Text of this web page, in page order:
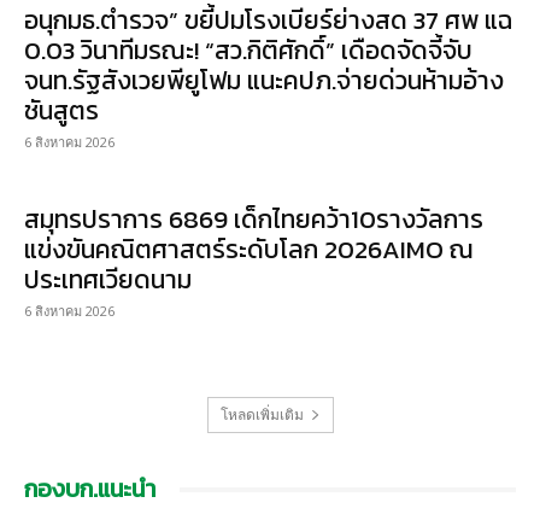
อนุกมธ.ตำรวจ” ขยี้ปมโรงเบียร์ย่างสด 37 ศพ แฉ
0.03 วินาทีมรณะ! “สว.กิติศักดิ์” เดือดจัดจี้จับ
จนท.รัฐสังเวยพียูโฟม แนะคปภ.จ่ายด่วนห้ามอ้าง
ชันสูตร
6 สิงหาคม 2026
สมุทรปราการ 6869 เด็กไทยคว้า10รางวัลการ
แข่งขันคณิตศาสตร์ระดับโลก 2026AIMO ณ
ประเทศเวียดนาม
6 สิงหาคม 2026
โหลดเพิ่มเติม
กองบก.แนะนำ